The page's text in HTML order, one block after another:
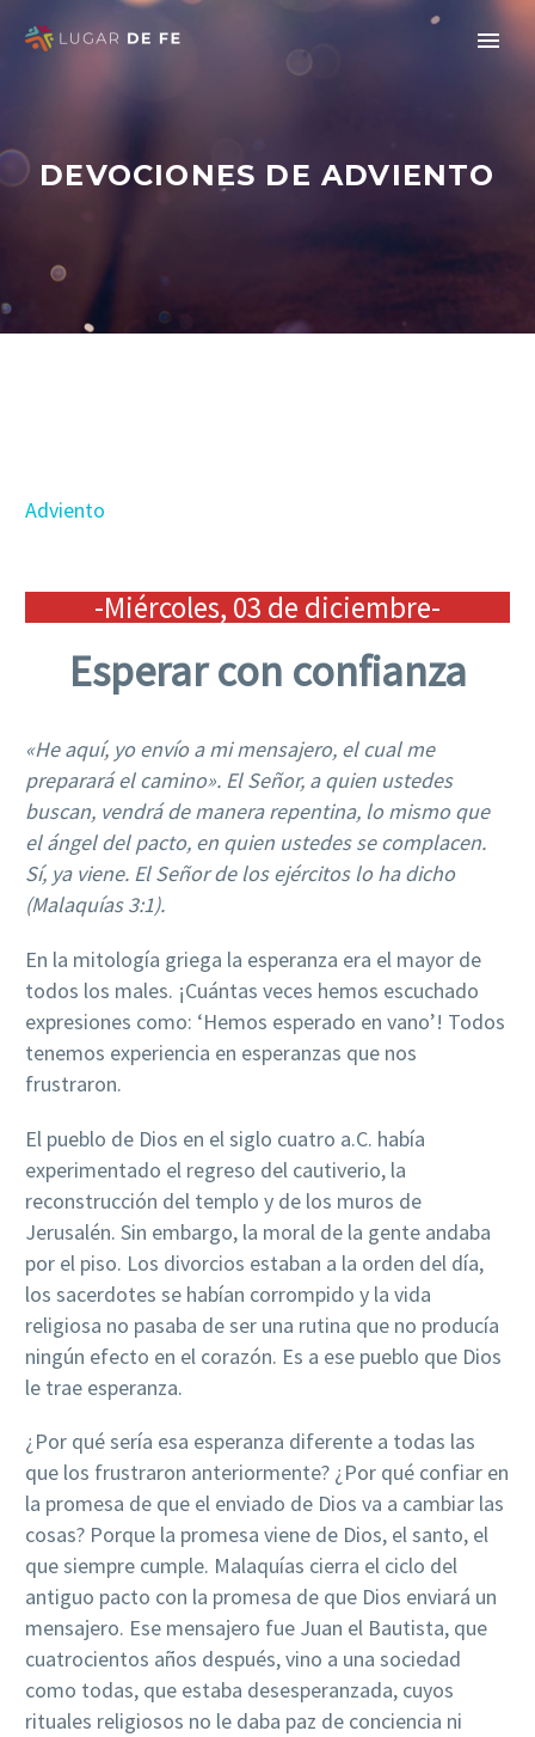
DEVOCIONES DE ADVIENTO
Adviento
-Miércoles, 03 de diciembre-
Esperar con confianza
«He aquí, yo envío a mi mensajero, el cual me
preparará el camino». El Señor, a quien ustedes
buscan, vendrá de manera repentina, lo mismo que
el ángel del pacto, en quien ustedes se complacen.
Sí, ya viene. El Señor de los ejércitos lo ha dicho
(Malaquías 3:1).
En la mitología griega la esperanza era el mayor de
todos los males. ¡Cuántas veces hemos escuchado
expresiones como: ‘Hemos esperado en vano’! Todos
tenemos experiencia en esperanzas que nos
frustraron.
El pueblo de Dios en el siglo cuatro a.C. había
experimentado el regreso del cautiverio, la
reconstrucción del templo y de los muros de
Jerusalén. Sin embargo, la moral de la gente andaba
por el piso. Los divorcios estaban a la orden del día,
los sacerdotes se habían corrompido y la vida
religiosa no pasaba de ser una rutina que no producía
ningún efecto en el corazón. Es a ese pueblo que Dios
le trae esperanza.
¿Por qué sería esa esperanza diferente a todas las
que los frustraron anteriormente? ¿Por qué confiar en
la promesa de que el enviado de Dios va a cambiar las
cosas? Porque la promesa viene de Dios, el santo, el
que siempre cumple. Malaquías cierra el ciclo del
antiguo pacto con la promesa de que Dios enviará un
mensajero. Ese mensajero fue Juan el Bautista, que
cuatrocientos años después, vino a una sociedad
como todas, que estaba desesperanzada, cuyos
rituales religiosos no le daba paz de conciencia ni